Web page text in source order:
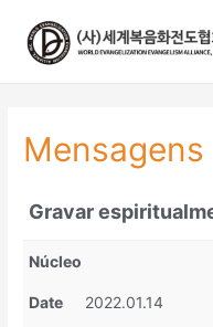
Mensagens
Gravar
Núcleo
Date 2022.01.14